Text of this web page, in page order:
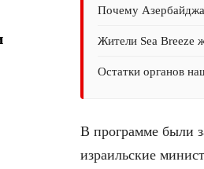
Почему
Жители Sea Breeze
Остатки органов
В программе были
израильские